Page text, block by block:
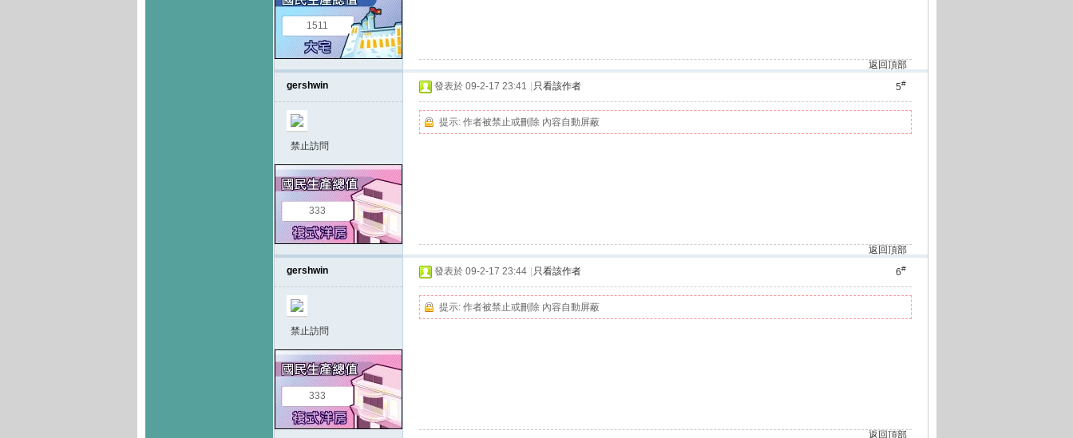
1511
返回頂部
gershwin
禁止訪問
333
5#
發表於 09-2-17 23:41 只看該作者
提示: 作者被禁止或刪除 內容自動屏蔽
返回頂部
gershwin
禁止訪問
333
6#
發表於 09-2-17 23:44 只看該作者
提示: 作者被禁止或刪除 內容自動屏蔽
返回頂部